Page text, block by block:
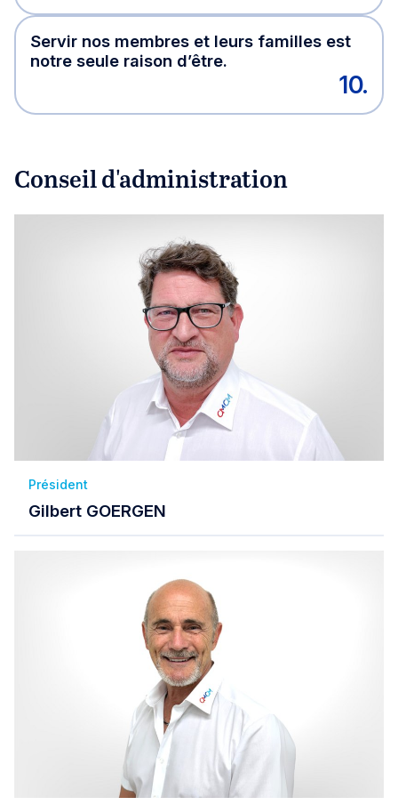
Servir nos membres et leurs familles est
notre seule raison d’être.
10.
Conseil d'administration
Président
Gilbert GOERGEN